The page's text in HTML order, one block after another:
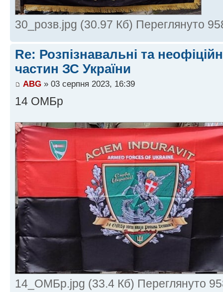
30_розв.jpg (30.97 Кб) Переглянуто
Re: Розпізнавальні та
частин ЗС України
ABG » 03 серпня 2023, 16:39
14 ОМБр
14_ОМБр.jpg (33.4 Кб) Переглянуто